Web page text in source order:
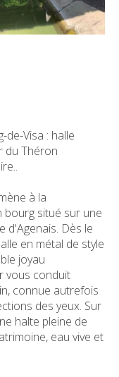
de-Visa : halle
du Théron
à la
bourg situé sur une
d'Agenais. Dès le
en métal de style
joyau
vous conduit
connue autrefois
des yeux. Sur
halte pleine de
eau vive et